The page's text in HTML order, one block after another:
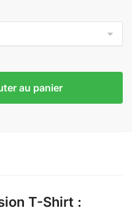
au panier
T-Shirt :